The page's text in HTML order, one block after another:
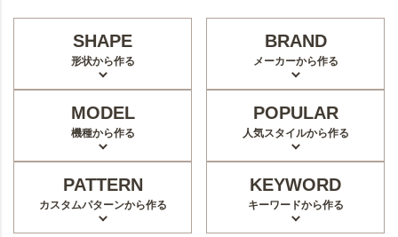
SHAPE
形状から作る
BRAND
メーカーから作る
MODEL
機種から作る
POPULAR
人気スタイルから作る
PATTERN
カスタムパターンから作る
KEYWORD
キーワードから作る